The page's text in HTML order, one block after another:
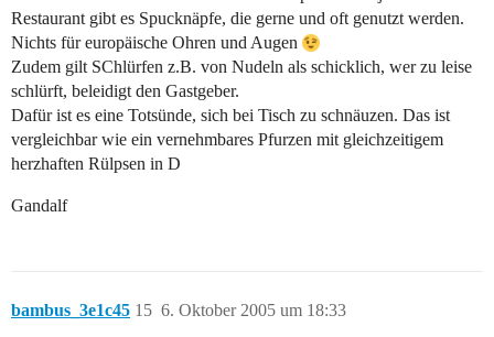
Restaurant gibt es Spucknäpfe, die gerne und oft genutzt werden.
Nichts für europäische Ohren und Augen
Zudem gilt SChlürfen z.B. von Nudeln als schicklich, wer zu leise
schlürft, beleidigt den Gastgeber.
Dafür ist es eine Totsünde, sich bei Tisch zu schnäuzen. Das ist
vergleichbar wie ein vernehmbares Pfurzen mit gleichzeitigem
herzhaften Rülpsen in D
Gandalf
bambus_3e1c45 6. Oktober 2005 um 18:33
15